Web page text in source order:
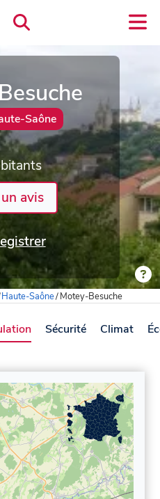
Saône
avis
Haute-Saône/Motey-Besuche
Sécurité Climat